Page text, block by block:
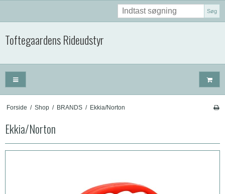
Søg
Toftegaardens Rideudstyr
Forside / Shop / BRANDS / Ekkia/Norton
Ekkia/Norton